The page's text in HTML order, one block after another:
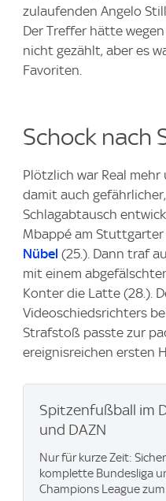
zulaufenden Angelo
Der Treffer hätte
nicht gezählt, aber es
Favoriten.
Schock nach
Plötzlich war Real
damit auch
Schlagabtausch
Mbappé am Stuttgarter
Nübel (25.). Dann traf
mit einem
Konter die Latte (28.).
Videoschiedsrichters
Strafstoß passte zur
ereignisreichen ersten
Spitzenfußball im
und DAZN
Nur für kurze Zeit:
komplette Bundesliga
Champions League zum